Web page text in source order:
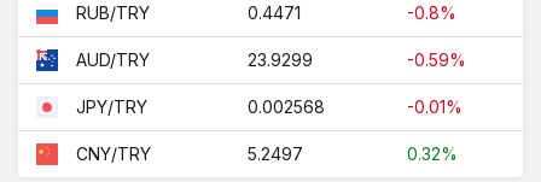
RUB/TRY 0.4471 -0.8%
AUD/TRY 23.9299 -0.59%
JPY/TRY 0.002568 -0.01%
CNY/TRY 5.2497 0.32%